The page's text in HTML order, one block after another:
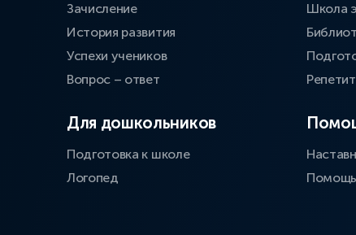
Зачисление
История развития
Успехи учеников
Вопрос – ответ
Для дошкольников
Подготовка к школе
Логопед
Школа